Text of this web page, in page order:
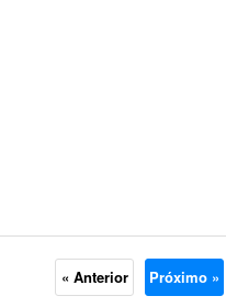
« Anterior Próximo »